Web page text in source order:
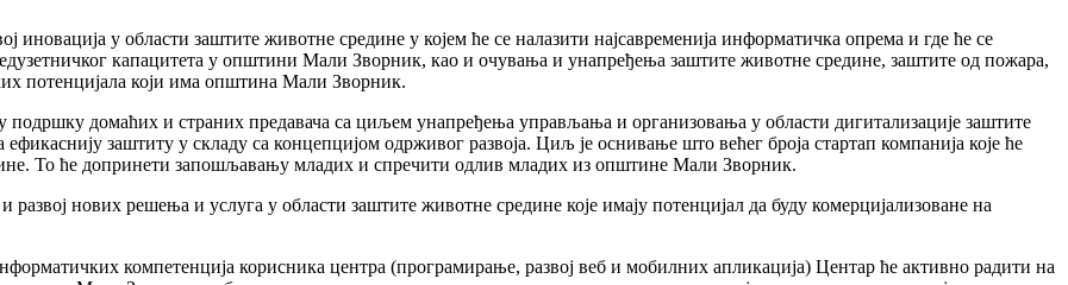
иновација у области заштите животне средине у којем ће се налазити најсавременија информатичка опрема и где ће се
капацитета у општини Мали Зворник, као и очувања и унапређења заштите животне средине, заштите од пожара,
потенцијала који има општина Мали Зворник.
домаћих и страних предавача са циљем унапређења управљања и организовања у области дигитализације заштите
заштиту у складу са концепцијом одрживог развоја. Циљ је оснивање што већег броја стартап компанија које ће
То ће допринети запошљавању младих и спречити одлив младих из општине Мали Зворник.
нових решења и услуга у области заштите животне средине које имају потенцијал да буду комерцијализоване на
компетенција корисника центра (програмирање, развој веб и мобилних апликација) Центар ће активно радити на